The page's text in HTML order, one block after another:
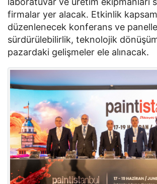
firmalar yer alacak. Etkinlik
düzenlenecek konferans ve
sürdürülebilirlik, teknolojik
pazardaki gelişmeler ele alınacak.